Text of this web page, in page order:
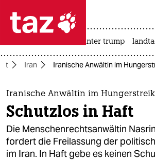
 taz zahl ich
taz zahl ich
themen
politik
öko
usa unter trump
Iran Iranische Anwältin im
Iranische Anwältin im Hungerstreik
Schutzlos in Haft
Die Menschenrechtsanwältin
fordert die Freilassung der
im Iran. In Haft gebe es keinen